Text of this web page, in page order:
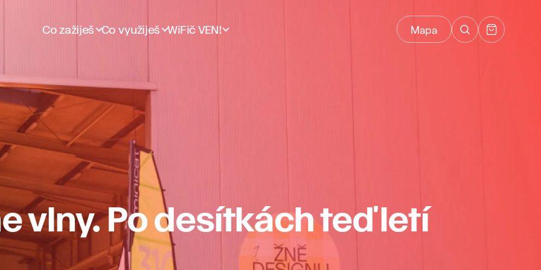
Co zažiješ Co využiješ WiFič VEN! Mapa
vlny. Po desítkách teď letí